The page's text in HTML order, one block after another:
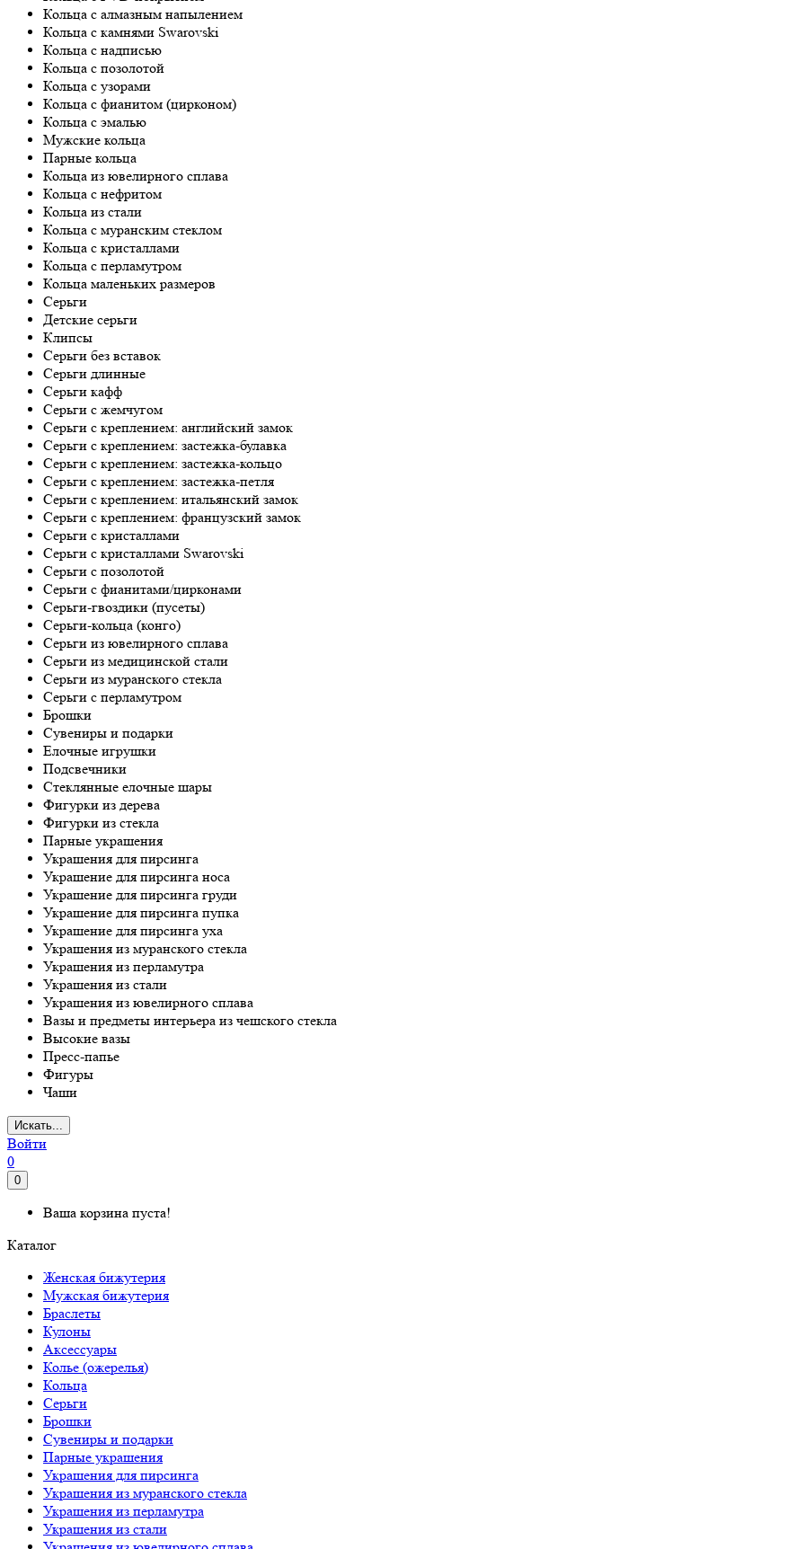
Кольца с алмазным напылением
Кольца с камнями Swarovski
Кольца с надписью
Кольца с позолотой
Кольца с узорами
Кольца с фианитом (цирконом)
Кольца с эмалью
Мужские кольца
Парные кольца
Кольца из ювелирного сплава
Кольца с нефритом
Кольца из стали
Кольца с муранским стеклом
Кольца с кристаллами
Кольца с перламутром
Кольца маленьких размеров
Серьги
Детские серьги
Клипсы
Серьги без вставок
Серьги длинные
Серьги кафф
Серьги с жемчугом
Серьги с креплением: английский замок
Серьги с креплением: застежка-булавка
Серьги с креплением: застежка-кольцо
Серьги с креплением: застежка-петля
Серьги с креплением: итальянский замок
Серьги с креплением: французский замок
Серьги с кристаллами
Серьги с кристаллами Swarovski
Серьги с позолотой
Серьги с фианитами/цирконами
Серьги-гвоздики (пусеты)
Серьги-кольца (конго)
Серьги из ювелирного сплава
Серьги из медицинской стали
Серьги из муранского стекла
Серьги с перламутром
Брошки
Сувениры и подарки
Елочные игрушки
Подсвечники
Стеклянные елочные шары
Фигурки из дерева
Фигурки из стекла
Парные украшения
Украшения для пирсинга
Украшение для пирсинга носа
Украшение для пирсинга груди
Украшение для пирсинга пупка
Украшение для пирсинга уха
Украшения из муранского стекла
Украшения из перламутра
Украшения из стали
Украшения из ювелирного сплава
Вазы и предметы интерьера из чешского стекла
Высокие вазы
Пресс-папье
Фигуры
Чаши
Искать...
Войти
0
0
Ваша корзина пуста!
Каталог
Женская бижутерия
Мужская бижутерия
Браслеты
Кулоны
Аксессуары
Колье (ожерелья)
Кольца
Серьги
Брошки
Сувениры и подарки
Парные украшения
Украшения для пирсинга
Украшения из муранского стекла
Украшения из перламутра
Украшения из стали